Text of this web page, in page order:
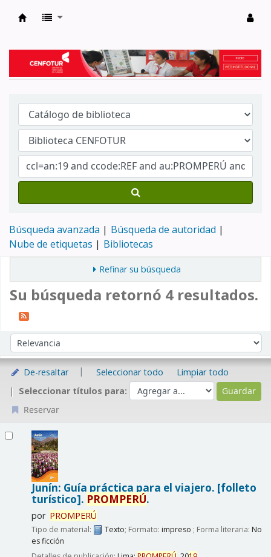
Búsqueda avanzada
Búsqueda de autoridad
Nube de etiquetas
Bibliotecas
Refinar su búsqueda
Su búsqueda retornó 4 resultados.
Ordenar por:
De-resaltar Seleccionar todo
Limpiar todo
Seleccionar títulos para:
Reservar
Junín: Guía práctica para el viajero. [folleto
turístico]. PROMPERÚ.
por PROMPERÚ
Tipo de material: Texto; Formato: impreso ; Forma literaria: No
es ficción